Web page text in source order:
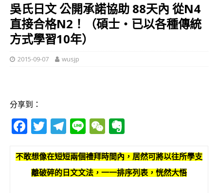
吳氏日文 公開承諾協助 88天內 從N4
直接合格N2！（碩士‧已以各種傳統
方式學習10年）
2015-09-07 wusjp
分享到：
F
c
e
T
it
te
T
e
g
Li
e
W
C
h
e
r
不敢想像在短短兩個禮拜時間內，居然可將以往所學支
離破碎的日文文法，一一排序列表，恍然大悟